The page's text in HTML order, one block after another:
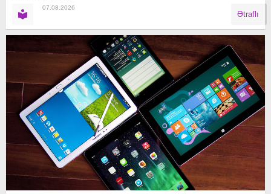
07.08.2026
Ətraflı